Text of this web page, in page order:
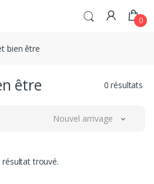
0
bien être
être 0 résultats
Nouvel arrivage
résultat trouvé.